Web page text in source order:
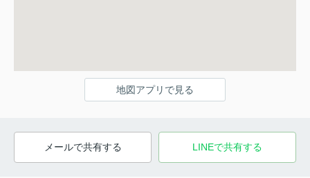
地図アプリで見る
メールで共有する LINEで共有する